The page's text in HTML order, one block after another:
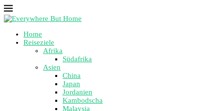
Home
Reiseziele
Afrika
Südafrika
Asien
China
Japan
Jordanien
Kambodscha
Malaysia